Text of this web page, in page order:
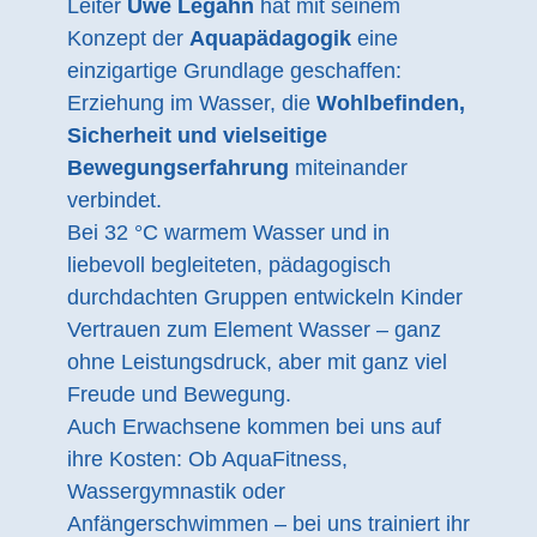
Leiter Uwe Legahn hat mit seinem
Konzept der Aquapädagogik eine
einzigartige Grundlage geschaffen:
Erziehung im Wasser, die Wohlbefinden,
Sicherheit und vielseitige
Bewegungserfahrung miteinander
verbindet.
Bei 32 °C warmem Wasser und in
liebevoll begleiteten, pädagogisch
durchdachten Gruppen entwickeln Kinder
Vertrauen zum Element Wasser – ganz
ohne Leistungsdruck, aber mit ganz viel
Freude und Bewegung.
Auch Erwachsene kommen bei uns auf
ihre Kosten: Ob AquaFitness,
Wassergymnastik oder
Anfängerschwimmen – bei uns trainiert ihr